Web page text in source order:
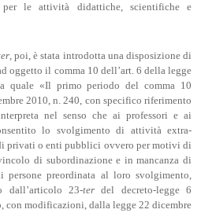
per le attività didattiche, scientifiche e
, poi, è stata introdotta una disposizione di
oggetto il comma 10 dell’art. 6 della legge
quale «Il primo periodo del comma 10
2010, n. 240, con specifico riferimento
nel senso che ai professori e ai
lo svolgimento di attività extra-
privati o enti pubblici ovvero per motivi di
di subordinazione e in mancanza di
persone preordinata al loro svolgimento,
dall’articolo 23-terdel decreto-legge 6
con modificazioni, dalla legge 22 dicembre